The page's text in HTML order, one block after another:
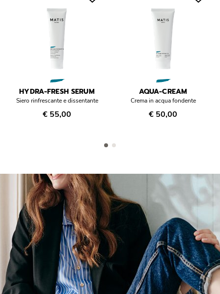
HYDRA-FRESH SERUM
Siero rinfrescante e dissentante
€ 55,00
AQUA-CREAM
Crema in acqua fondente
€ 50,00